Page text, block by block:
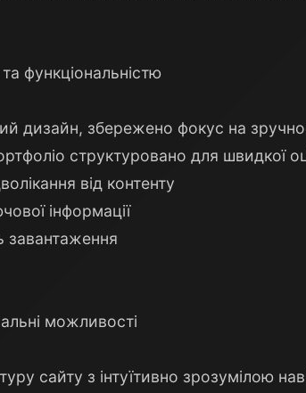
функціональністю
дизайн, збережено фокус на
структуровано для швидкої
від контенту
інформації
завантаження
можливості
сайту з інтуїтивно зрозумілою